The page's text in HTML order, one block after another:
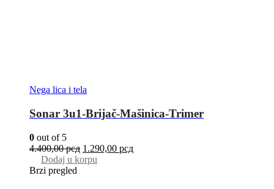
Nega lica i tela
Sonar 3u1-Brijač-Mašinica-Trimer
0 out of 5
4.400,00рсд 1.290,00 рсд
Dodaj u korpu
Brzi pregled